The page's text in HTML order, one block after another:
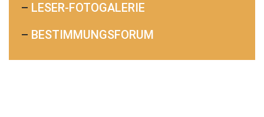
– LESER-FOTOGALERIE
– BESTIMMUNGSFORUM